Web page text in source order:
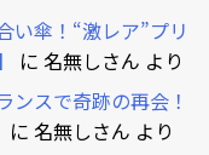
い傘！“激レア”プリ
に 名無しさん より
スで奇跡の再会！
に 名無しさん より